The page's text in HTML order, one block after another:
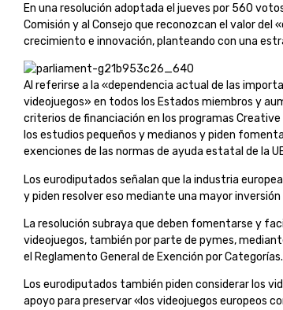
En una resolución adoptada el jueves por 560
Comisión y al Consejo que reconozcan el valor del
crecimiento e innovación, planteando con una
Al referirse a la «dependencia actual de las
videojuegos» en todos los Estados miembros y
criterios de financiación en los programas
los estudios pequeños y medianos y piden
exenciones de las normas de ayuda estatal de la
Los eurodiputados señalan que la industria
y piden resolver eso mediante una mayor inversión
La resolución subraya que deben fomentarse y
videojuegos, también por parte de pymes,
el Reglamento General de Exención por Categorías.
Los eurodiputados también piden considerar los
apoyo para preservar «los videojuegos europeos